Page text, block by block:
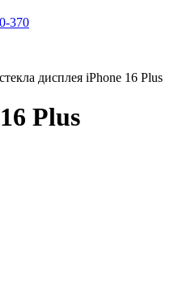
370
дисплея iPhone 16 Plus
Plus